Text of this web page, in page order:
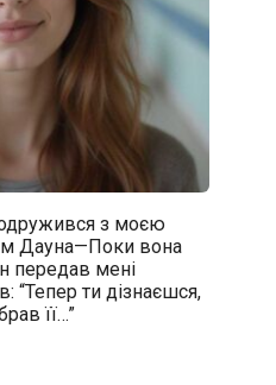
з моєю
Дауна—Поки вона
передав мені
“Тепер ти дізнаєшся,
її…”